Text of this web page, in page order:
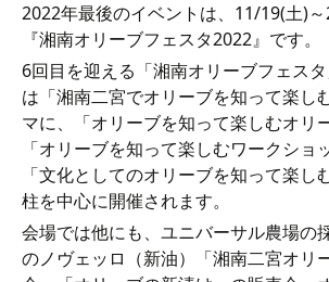
2022年最後のイベントは、11/19(土)
『湘南オリーブフェスタ2022』です。
6回目を迎える「湘南オリーブフェス
は「湘南二宮でオリーブを知って楽し
マに、「オリーブを知って楽しむオリ
「オリーブを知って楽しむワークショ
「文化としてのオリーブを知って楽し
柱を中心に開催されます。
会場では他にも、ユニバーサル農場の
のノヴェッロ（新油）「湘南二宮オリ